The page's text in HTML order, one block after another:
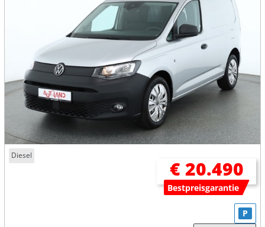
Diesel
€ 20.490
Bestpreisgarantie
P